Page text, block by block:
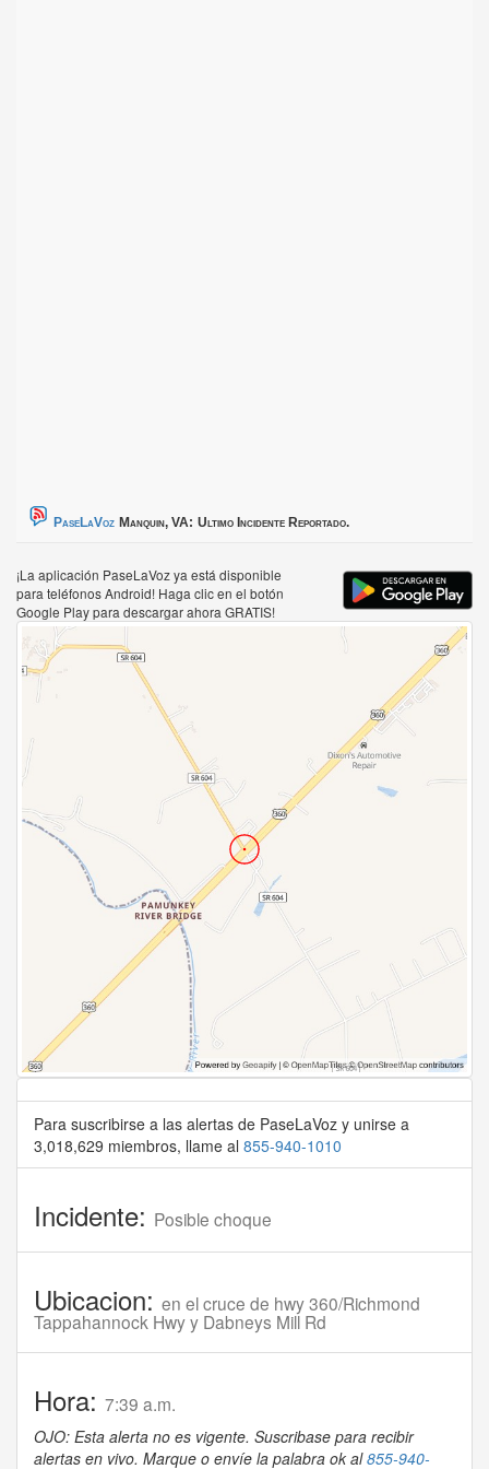
PaseLaVoz Manquin, VA: Ultimo Incidente Reportado.
¡La aplicación PaseLaVoz ya está disponible
para teléfonos Android! Haga clic en el botón
Google Play para descargar ahora GRATIS!
Para suscribirse a las alertas de PaseLaVoz y unirse a
3,018,629 miembros, llame al 855-940-1010
Incidente: Posible choque
Ubicacion: en el cruce de hwy 360/Richmond
Tappahannock Hwy y Dabneys Mill Rd
Hora: 7:39 a.m.
OJO: Esta alerta no es vigente. Suscribase para recibir
alertas en vivo. Marque o envíe la palabra ok al855-940-